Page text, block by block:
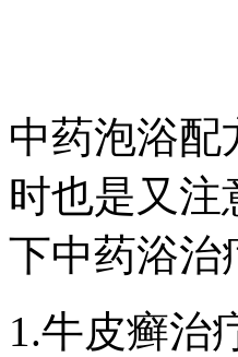
中药泡浴配
时也是又注
下中药浴治
1.牛皮癣治